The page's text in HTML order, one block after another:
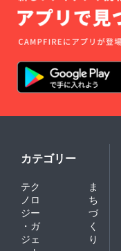
カテゴリー
テク
ノロ
ジー
・ガ
ジェ
ま
ち
づ
く
り